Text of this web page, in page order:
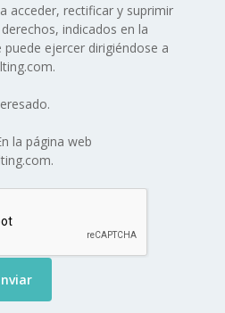
acceder, rectificar y suprimir
indicados en la
ejercer dirigiéndose a
la página web